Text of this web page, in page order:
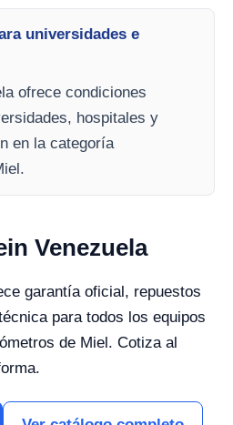
universidades e
ofrece condiciones
hospitales y
en la categoría
Venezuela
garantía oficial, repuestos
para todos los equipos
de Miel. Cotiza al